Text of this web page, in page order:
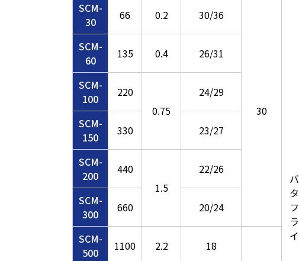
SCM-
30
66 0.2 30/36
30
バ
タ
フ
ラ
イ
SCM-
60
135 0.4 26/31
SCM-
100
220
0.75
24/29
SCM-
150
330 23/27
SCM-
200
440
1.5
22/26
SCM-
300
660 20/24
SCM-
500
1100 2.2 18